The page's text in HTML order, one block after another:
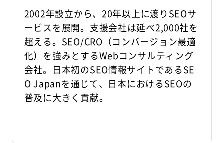
2002年設立から、20年以上に渡りSEOサ
ービスを展開。支援会社は延べ2,000社を
超える。SEO/CRO（コンバージョン最適
化）を強みとするWebコンサルティング
会社。日本初のSEO情報サイトであるSE
O Japanを通じて、日本におけるSEOの
普及に大きく貢献。